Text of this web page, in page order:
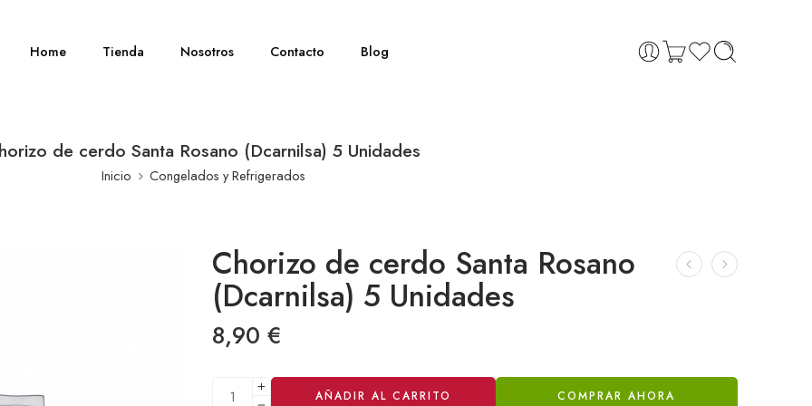
Home Tienda Nosotros Contacto Blog
de cerdo Santa Rosano (Dcarnilsa) 5 Unidades
Inicio Congelados y Refrigerados
Chorizo de cerdo Santa Rosano
(Dcarnilsa) 5 Unidades
8,90 €
AÑADIR AL CARRITO COMPRAR AHORA
Alternative: